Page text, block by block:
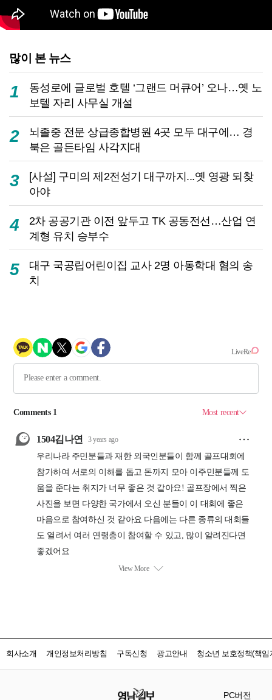
많이 본 뉴스
1
동성로에 글로벌 호텔 ‘그랜드 머큐어’ 오나…옛 노
보텔 자리 사무실 개설
2
뇌졸중 전문 상급종합병원 4곳 모두 대구에… 경
북은 골든타임 사각지대
3
[사설] 구미의 제2전성기 대구까지...옛 영광 되찾
아야
4
2차 공공기관 이전 앞두고 TK 공동전선…산업 연
계형 유치 승부수
5
대구 국공립어린이집 교사 2명 아동학대 혐의 송
치
회사소개 개인정보처리방침 구독신청 광고안내 청소년 보호정책(책임
PC버전